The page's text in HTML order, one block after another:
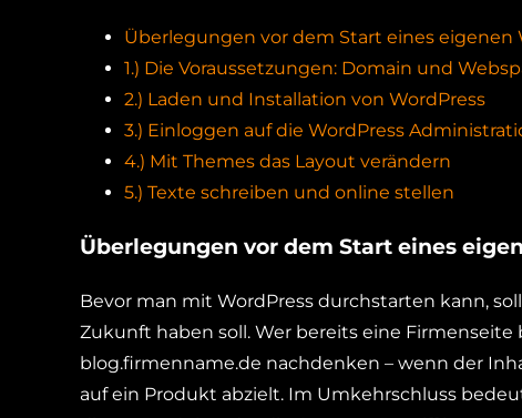
Überlegungen vor dem Start eines eigenen
1.) Die Voraussetzungen: Domain und
2.) Laden und Installation von WordPress
3.) Einloggen auf die WordPress
4.) Mit Themes das Layout verändern
5.) Texte schreiben und online stellen
Überlegungen vor dem Start eines
Bevor man mit WordPress durchstarten kann,
Zukunft haben soll. Wer bereits eine
blog.firmenname.de nachdenken – wenn der
auf ein Produkt abzielt. Im Umkehrschluss